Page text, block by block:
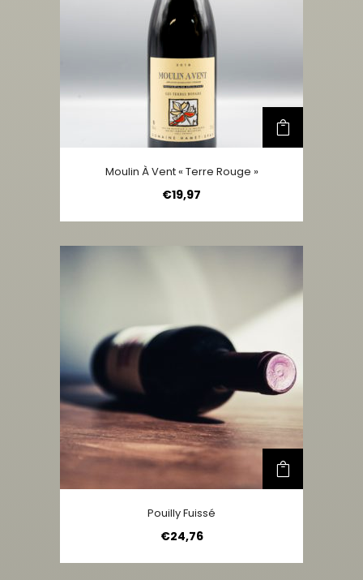
Moulin À Vent « Terre Rouge »
€19,97
Pouilly Fuissé
€24,76